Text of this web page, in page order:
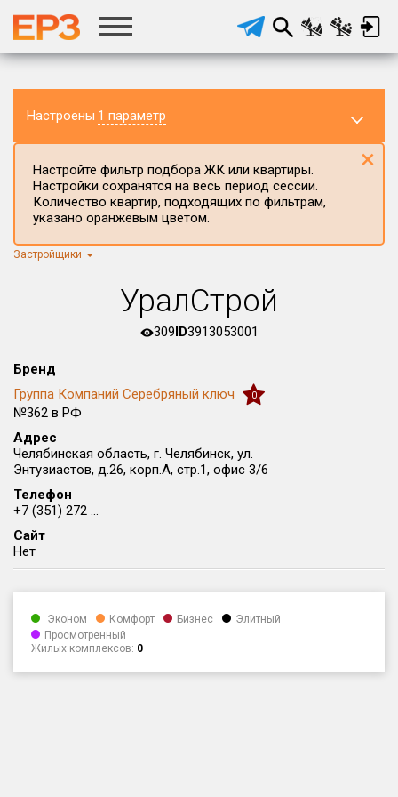
Настроены 1 параметр
Регион ЖК
Населённый пункт
Округ
Все
Район в городе
Все
Цена
Общая площадь, м²
от
Срок сдачи
Настройте фильтр подбора ЖК или квартиры.
Настройки сохранятся на весь период сессии.
Количество квартир, подходящих по фильтрам,
указано оранжевым цветом.
×
Застройщики
УралСтрой
309ID3913053001
Бренд
Группа Компаний Серебряный ключ
0
№362 в РФ
Адрес
Челябинская область, г. Челябинск, ул.
Энтузиастов, д.26, корп.А, стр.1, офис 3/6
Телефон
+7 (351) 272 ...
Сайт
Нет
Эконом Комфорт Бизнес
Элитный
Просмотренный
Жилых комплексов: 0